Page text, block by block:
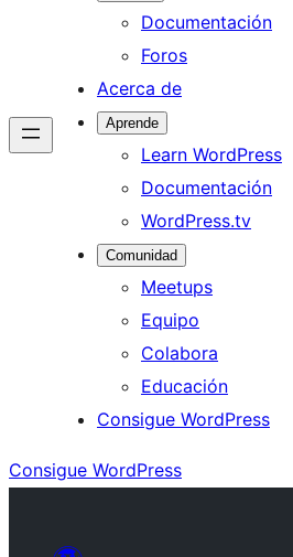
Documentación
Foros
Acerca de
Aprende
Learn WordPress
Documentación
WordPress.tv
Comunidad
Meetups
Equipo
Colabora
Educación
Consigue WordPress
Consigue WordPress